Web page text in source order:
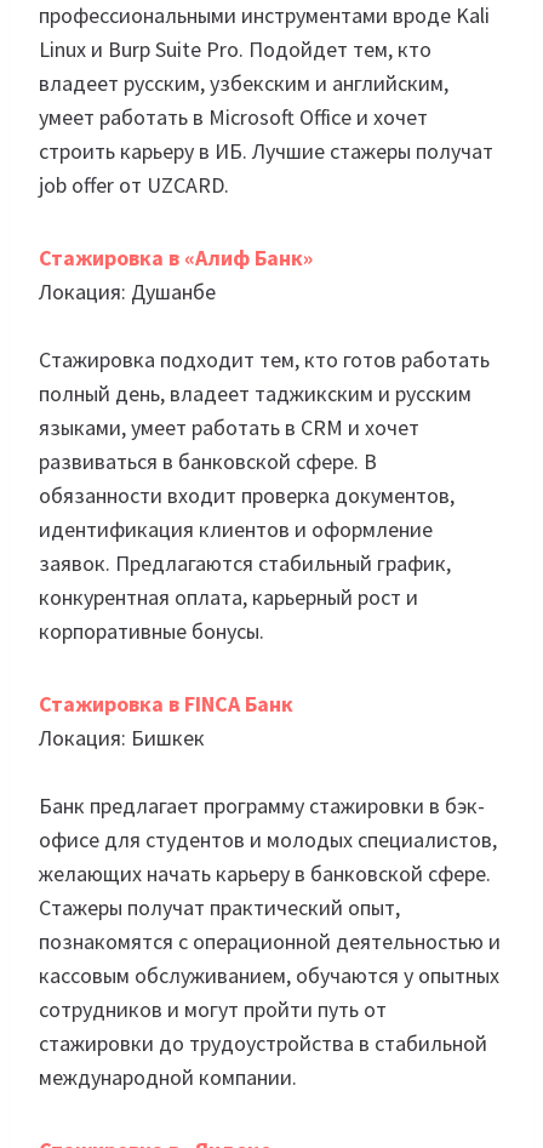
профессиональными инструментами вроде Kali
Linux и Burp Suite Pro. Подойдет тем, кто
владеет русским, узбекским и английским,
умеет работать в Microsoft Office и хочет
строить карьеру в ИБ. Лучшие стажеры получат
job offer от UZCARD.
Стажировка в «Алиф Банк»
Локация: Душанбе
Стажировка подходит тем, кто готов работать
полный день, владеет таджикским и русским
языками, умеет работать в CRM и хочет
развиваться в банковской сфере. В
обязанности входит проверка документов,
идентификация клиентов и оформление
заявок. Предлагаются стабильный график,
конкурентная оплата, карьерный рост и
корпоративные бонусы.
Стажировка в FINCA Банк
Локация: Бишкек
Банк предлагает программу стажировки в бэк-
офисе для студентов и молодых специалистов,
желающих начать карьеру в банковской сфере.
Стажеры получат практический опыт,
познакомятся с операционной деятельностью и
кассовым обслуживанием, обучаются у опытных
сотрудников и могут пройти путь от
стажировки до трудоустройства в стабильной
международной компании.